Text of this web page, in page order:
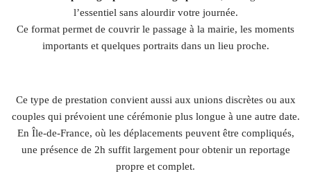
l’essentiel sans alourdir votre journée.
Ce format permet de couvrir le passage à la mairie, les moments
importants et quelques portraits dans un lieu proche.
Ce type de prestation convient aussi aux unions discrètes ou aux
couples qui prévoient une cérémonie plus longue à une autre date.
En Île-de-France, où les déplacements peuvent être compliqués,
une présence de 2h suffit largement pour obtenir un reportage
propre et complet.